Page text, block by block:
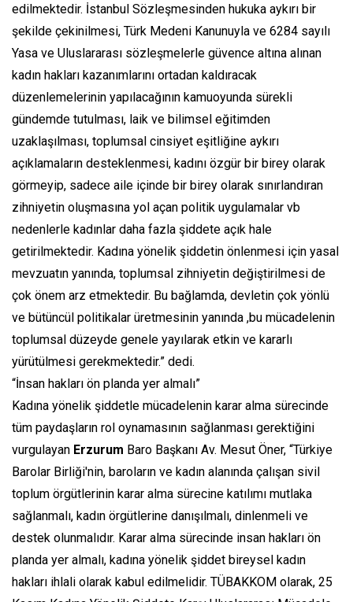
edilmektedir. İstanbul Sözleşmesinden hukuka aykırı bir
şekilde çekinilmesi, Türk Medeni Kanunuyla ve 6284 sayılı
Yasa ve Uluslararası sözleşmelerle güvence altına alınan
kadın hakları kazanımlarını ortadan kaldıracak
düzenlemelerinin yapılacağının kamuoyunda sürekli
gündemde tutulması, laik ve bilimsel eğitimden
uzaklaşılması, toplumsal cinsiyet eşitliğine aykırı
açıklamaların desteklenmesi, kadını özgür bir birey olarak
görmeyip, sadece aile içinde bir birey olarak sınırlandıran
zihniyetin oluşmasına yol açan politik uygulamalar vb
nedenlerle kadınlar daha fazla şiddete açık hale
getirilmektedir. Kadına yönelik şiddetin önlenmesi için yasal
mevzuatın yanında, toplumsal zihniyetin değiştirilmesi de
çok önem arz etmektedir. Bu bağlamda, devletin çok yönlü
ve bütüncül politikalar üretmesinin yanında ,bu mücadelenin
toplumsal düzeyde genele yayılarak etkin ve kararlı
yürütülmesi gerekmektedir.” dedi.
“İnsan hakları ön planda yer almalı”
Kadına yönelik şiddetle mücadelenin karar alma sürecinde
tüm paydaşların rol oynamasının sağlanması gerektiğini
vurgulayan Erzurum Baro Başkanı Av. Mesut Öner, “Türkiye
Barolar Birliği'nin, baroların ve kadın alanında çalışan sivil
toplum örgütlerinin karar alma sürecine katılımı mutlaka
sağlanmalı, kadın örgütlerine danışılmalı, dinlenmeli ve
destek olunmalıdır. Karar alma sürecinde insan hakları ön
planda yer almalı, kadına yönelik şiddet bireysel kadın
hakları ihlali olarak kabul edilmelidir. TÜBAKKOM olarak, 25